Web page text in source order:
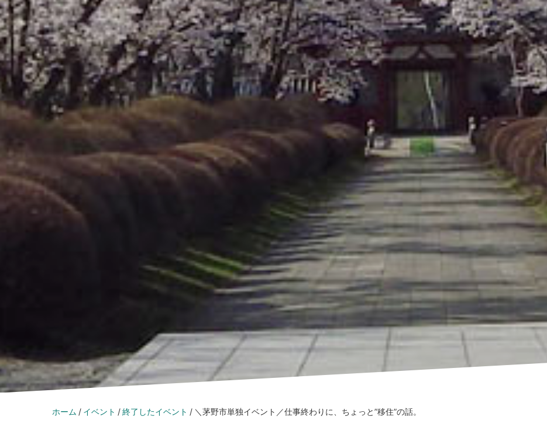
ホーム イベント 終了したイベント ＼茅野市単独イベント／仕事終わりに、ちょっと”移住”の話。